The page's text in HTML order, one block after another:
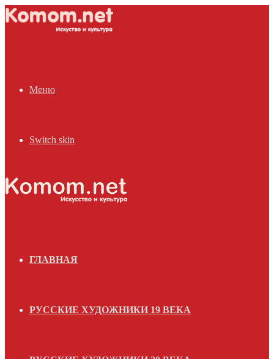
Меню
Switch skin
ГЛАВНАЯ
РУССКИЕ ХУДОЖНИКИ 19 ВЕКА